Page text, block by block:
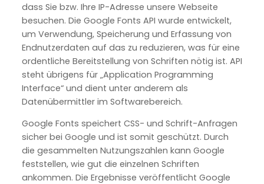
dass Sie bzw. Ihre IP-Adresse unsere Webseite
besuchen. Die Google Fonts API wurde entwickelt,
um Verwendung, Speicherung und Erfassung von
Endnutzerdaten auf das zu reduzieren, was für eine
ordentliche Bereitstellung von Schriften nötig ist. API
steht übrigens für „Application Programming
Interface“ und dient unter anderem als
Datenübermittler im Softwarebereich.
Google Fonts speichert CSS- und Schrift-Anfragen
sicher bei Google und ist somit geschützt. Durch
die gesammelten Nutzungszahlen kann Google
feststellen, wie gut die einzelnen Schriften
ankommen. Die Ergebnisse veröffentlicht Google